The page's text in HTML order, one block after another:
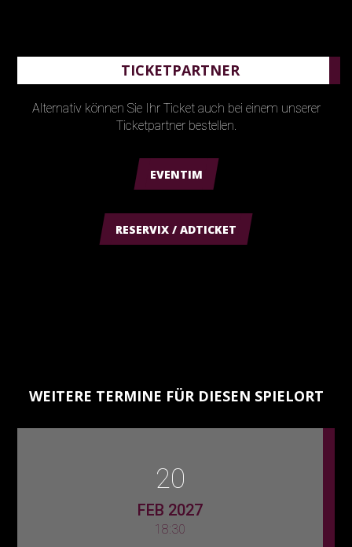
TICKETPARTNER
Alternativ können Sie Ihr Ticket auch bei einem unserer
Ticketpartner bestellen.
EVENTIM
RESERVIX / ADTICKET
WEITERE TERMINE FÜR DIESEN SPIELORT
20
FEB 2027
18:30